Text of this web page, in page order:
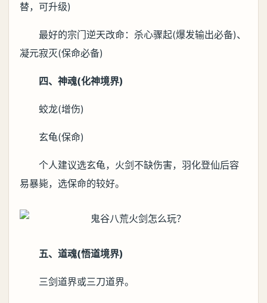
替，可升级)
最好的宗门逆天改命：杀心骤起(爆发输出必备)、
凝元寂灭(保命必备)
四、神魂(化神境界)
蛟龙(增伤)
玄龟(保命)
个人建议选玄龟，火剑不缺伤害，羽化登仙后容
易暴毙，选保命的较好。
五、道魂(悟道境界)
三剑道界或三刀道界。